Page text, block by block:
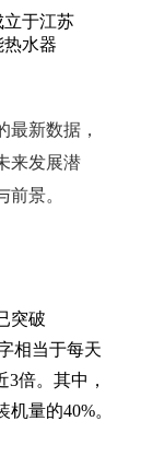
立于江苏
水器
最新数据，
来发展潜
景。
突破
相当于每天
倍。其中，
量的40%。